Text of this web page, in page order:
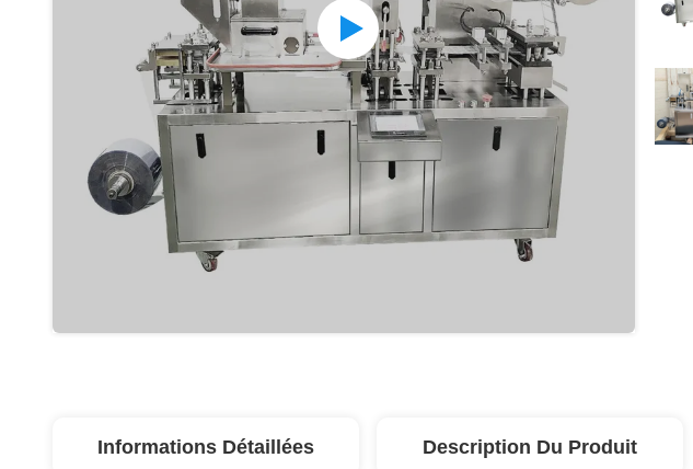
Informations Détaillées Description Du Produit